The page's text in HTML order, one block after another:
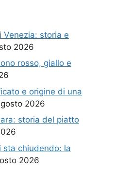
Venezia: storia e
2026
rosso, giallo e
e origine di una
2026
storia del piatto
sta chiudendo: la
2026